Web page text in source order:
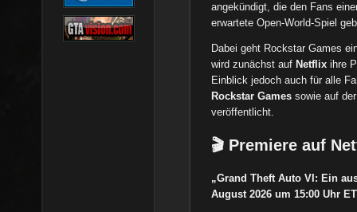
angekündigt, die den Fans
erwartete Open-World-Spiel
Dabei geht Rockstar Games
wird zunächst auf Netflix ihre
Einblick jedoch auch für alle
Rockstar Games sowie auf
veröffentlicht.
🎬 Premiere auf
„Grand Theft Auto VI: Ein
August 2026 um 15:00 Uhr